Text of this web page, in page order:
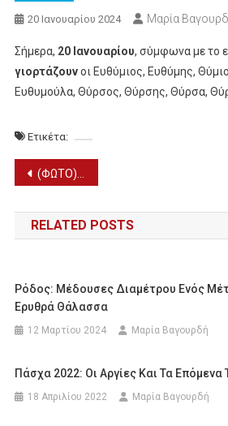
20 Ιανουαρίου 2024 Μαρία
Σήμερα, 20 Ιανουαρίου, σύμφωνα με το
γιορτάζουνοι Ευθύμιος, Ευθύμης,
Ευθυμούλα, Θύρσος, Θύρσης, Θύρσα,
Ετικέτα:
Πλοήγηση
άρθρων
(ΦΩΤΟ) Συμβαδί-ζω: Πτυσσόμενες ράμπες για ΑμεΑ σε μπαρ της Σκύδρας
RELATED POSTS
Ρόδος: Μέδουσες Διαμέτρου Ενός
Ερυθρά Θάλασσα
12 Μαρτίου 2024 Μαρία Βαγουρδή
Πάσχα 2022: Οι Αργίες Και Τα Επόμενα
18 Απριλίου 2022 Μαρία Βαγουρδή